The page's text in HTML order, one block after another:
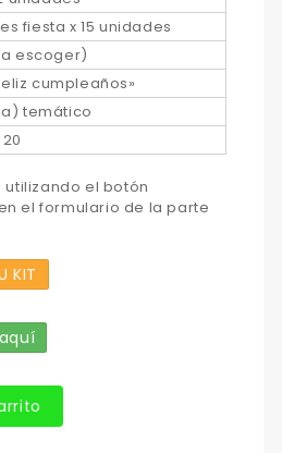
fiesta x 15 unidades
escoger)
cumpleaños»
temático
el botón
el formulario de la parte
KIT